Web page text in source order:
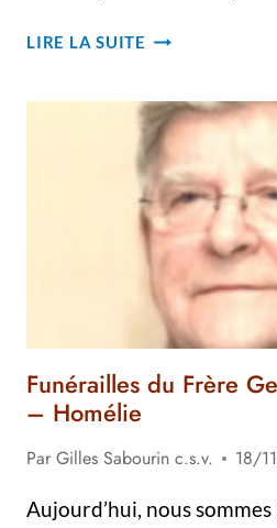
LIRE LA SUITE HOMÉLIE
DU
PÈRE
BAPTISTE
GENEST
Funérailles du Frère
– Homélie
Par Gilles Sabourin c.s.v.
18/
Aujourd’hui, nous